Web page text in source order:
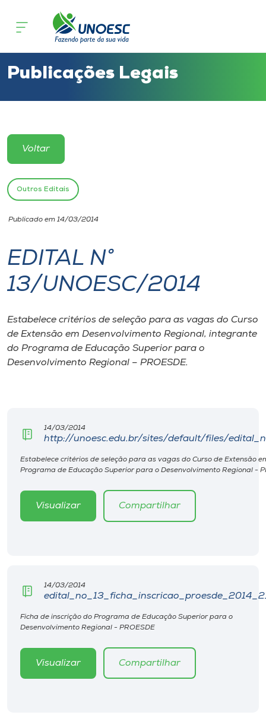
Cursos
Atendimento ao Estudante
Portal de Ensino
Unoesc
Internacionalização
I.nova
Diplomados
Cultura
Biblioteca
Editora
Rádio
Store
o idioma
Publicações Legais
Voltar
Outros Editais
Publicado em 14/03/2014
EDITAL N°
13/UNOESC/2014
Estabelece critérios de seleção para as vagas do Curso
de Extensão em Desenvolvimento Regional, integrante
do Programa de Educação Superior para o
Desenvolvimento Regional – PROESDE.
14/03/2014
http://unoesc.edu.br/sites/default/files/
Estabelece critérios de seleção para as vagas do Curso de Extensão
Programa de Educação Superior para o Desenvolvimento Regional -
Visualizar Compartilhar
14/03/2014
Ficha de inscrição do Programa de Educação Superior para o
Desenvolvimento Regional - PROESDE
Visualizar Compartilhar